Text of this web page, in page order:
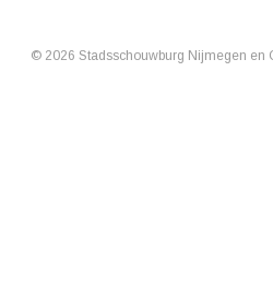
© 2026 Stadsschouwburg Nijmegen en